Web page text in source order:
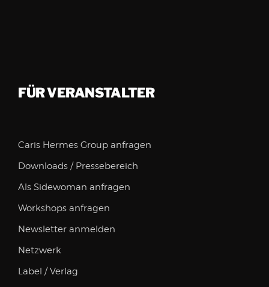
FÜR VERANSTALTER
Caris Hermes Group anfragen
Downloads / Pressebereich
Als Sidewoman anfragen
Workshops anfragen
Newsletter anmelden
Netzwerk
Label / Verlag